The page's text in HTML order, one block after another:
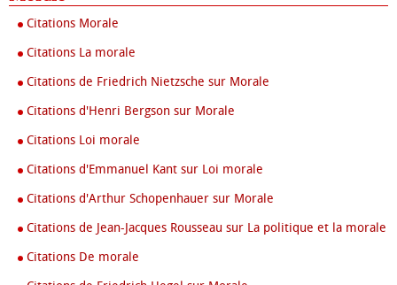
Citations Morale
Citations La morale
Citations de Friedrich Nietzsche sur Morale
Citations d'Henri Bergson sur Morale
Citations Loi morale
Citations d'Emmanuel Kant sur Loi morale
Citations d'Arthur Schopenhauer sur Morale
Citations de Jean-Jacques Rousseau sur La politique et la morale
Citations De morale